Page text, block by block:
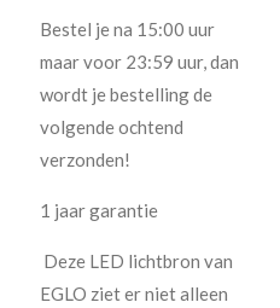
Bestel je na 15:00 uur
maar voor 23:59 uur, dan
wordt je bestelling de
volgende ochtend
verzonden!
1 jaar garantie
Deze LED lichtbron van
EGLO ziet er niet alleen